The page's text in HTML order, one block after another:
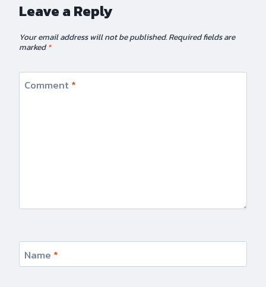
Leave a Reply
Your email address will not be published. Required fields are
marked*
Comment *
Name *